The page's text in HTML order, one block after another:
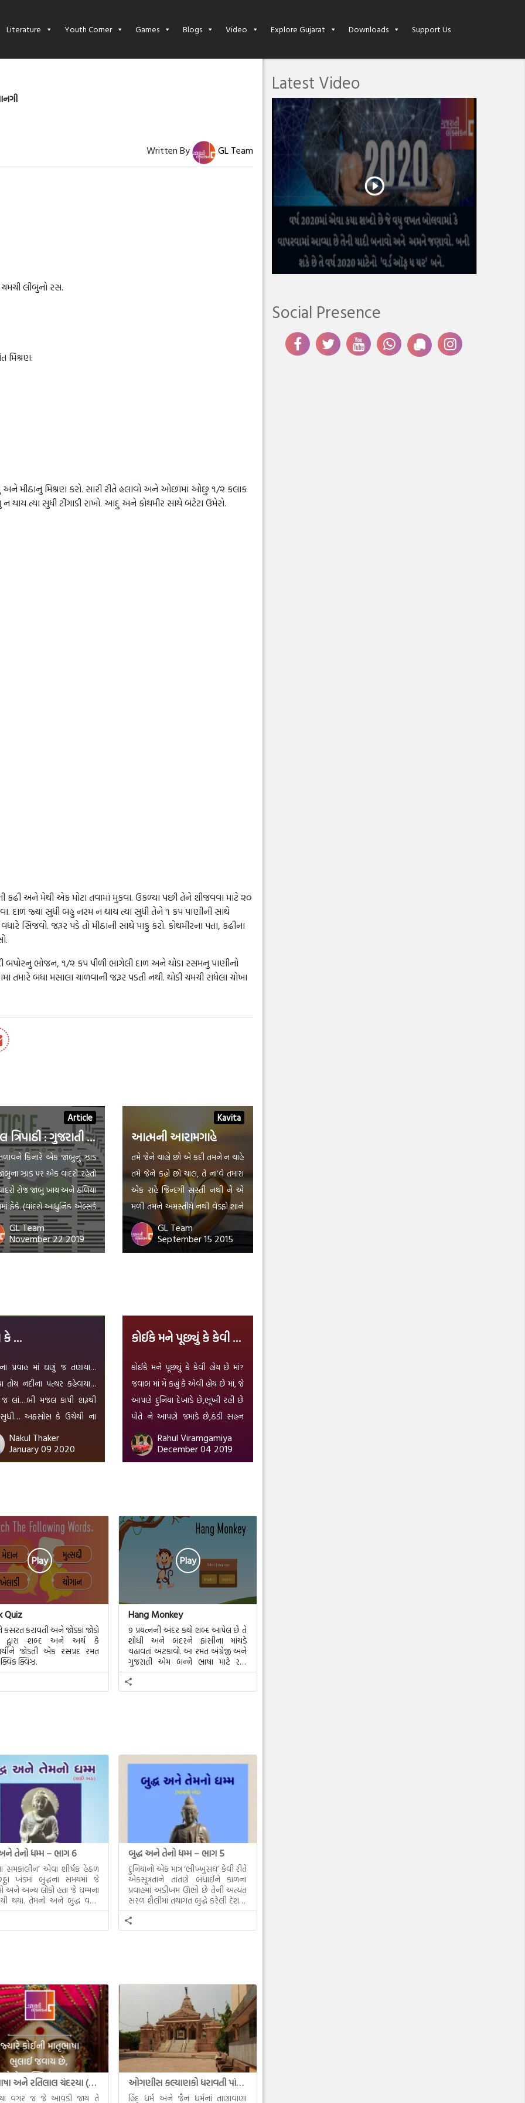
Literature Youth Corner Games Blogs Video Explore Gujarat Downloads Support Us
Written By GL Team
લીંબુનો રસ.
મિશ્રણ:
અને મીઠાનુ મિશ્રણ કરો. સારી રીતે હલાવો અને ઓછામાં ઓછુ ૧/૨ કલાક
ત્યા સુધી ટીંગાડી રાખો. આદુ અને કોથમીર સાથે બટેટા ઉમેરો.
કઢી અને મેથી એક મોટા તવામાં મુકવા. ઉકળ્યા પછી તેને શીજવવા માટે ૨૦
દાળ જ્યા સુધી બહુ નરમ ન થાય ત્યા સુધી તેને ૧ કપ પાણીની સાથે
સિજવો. જરૂર પડે તો મીઠાની સાથે પાકુ કરો. કોથમીરના પત્તા, કઢીના
બપોરનુ ભોજન, ૧/૨ કપ પીળી ભાંગેલી દાળ અને થોડા રસમનુ પાણીનો
બધા મસાલા ચાળવાની જરૂર પડતી નથી. થોડી ચમચી રાંધેલા ચોખા
Article
બકુલ ત્રિપાઠી : ગુજરાતી સાહિત્યનું હાસ્યબાણ
કિનારે એક જાંબુનું ઝાડ
ઝાડ પર એક વાંદરો રહેતો
રોજ જાંબુ ખાય અને ઠળિયા
ફેંકે. (વાંદરો આધુનિક એબ્સર્ડ
તો રોજ ઠળિયા ખાત અને
ફેંકત … પણ વાંદરો
હતો; કારણકે એ વાંદરો હતો.)
GL Team
November 22 2019
Kavita
આત્મની આરામગાહે
તમે જેને ચાહો છો એ કદી તમને ન ચાહે
તમે જેને કહો છો ચાલ, તે ના’વે તમારા
એક રાહે જિન્દગી સસ્તી નથી ને એ
મળી તમને અમસ્તીયે નથી વેડફો શાને
નિરર્થક આંસુ ને નિ:શ્વાસ ને આઘાત
આહે ! તમે આગે ચલો ! આગ છોને
અંતરે છૂપી જલો પણ જિન્દગીમાં સ્મિત
GL Team
September 15 2015
…
પ્રવાહ માં ઘણું જ તણાયા…
તોય નદીના પત્થર કહેવાયા…
લાં….બી મજલ કાપી શરૂથી
અફસોસ કે ઉચેથી ના
નહિ તો બને કે હોત ગંગા
Nakul Thaker
January 09 2020
કોઈકે મને પૂછ્યું કે કેવી હોય છે માં?
કોઈકે મને પૂછ્યું કે કેવી હોય છે માં?
જવાબ માં મેં કહ્યું કે એવી હોય છે માં, જે
આપણે દુનિયા દેખાડે છે,ભૂખી રહી છે
પોતે ને આપણે જમાડે છે,ઠંડી સહન
કરીને આપણે આચળ ઓઢાડે છે,કંઈક
વાગી જાય તો આપણી સાથે રડે છે જે
………..એવી હોય છે માં બોલતા આપણે
Rahul Viramgamiya
December 04 2019
Play
Quiz
કરાવતી અને જોડકાં જોડો
દ્વારા શબ્દ અને અર્થ કે
જોડતી એક રસપ્રદ રમત
ક્વિઝ.
Play
Hang Monkey
9 પ્રયત્નની અંદર કયો શબ્દ આપેલ છે તે
શોધી અને બંદરને ફાંસીના માંચડે
ચઢાવતાં અટકાવો. આ રમત અંગ્રેજી અને
ગુજરાતી એમ બન્ને ભાષા માટે રમી
શકાશે.
તેનો ધમ્મ – ભાગ 6
સમકાલીન’ એવા શીર્ષક હેઠળ
ખંડમાં બુદ્ધના સમયમાં જે
અને અન્ય લોકો હતા જે ધમ્મના
થયા. તેમનો અને બુદ્ધ વચ્ચે
વીશે જાણકારી મળે છે.
બુદ્ધ અને તેનો ધમ્મ – ભાગ 5
દુનિયાનો એક માત્ર ‘ભીખ્ખુસંઘ’ કેવી રીતે
એકસૂત્રતાને તાંતણે બંધાઈને કાળના
પ્રવાહમાં અડીખમ ઊભો છે તેની અત્યંત
સરળ શૈલીમાં તથાગત બુદ્ધે કરેલી દેશના
સમાવતો મૂલ્યવાન ગ્રંથ એટલે બુદ્ધ અને
તેનો ધમ્મ.
માતૃભાષા અને રતિલાલ ચંદરયા (Ratilal Chandaria)
વગર જ જે આવડી જાય તે
ઓગણીસ કલ્યાણકો ધરાવતી પાંચ તીર્થંકરોની પરમ પાવન જન્મભૂમિ – અયોધ્યા (Ayodhya)
હિંદુ ધર્મ અને જૈન ધર્મનાં તાણાવાણા
Latest Video
Social Presence